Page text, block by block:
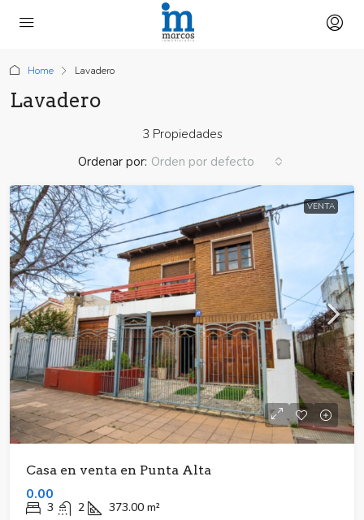
Home Lavadero
Lavadero
3 Propiedades
Ordenar por: Orden por defecto
VENTA
Casa en venta en Punta Alta
0.00
3 2 373.00 m²